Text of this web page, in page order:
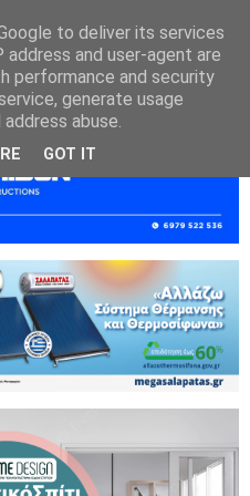
to deliver its services
and user-agent are
performance and security
generate usage
abuse.
GOT IT